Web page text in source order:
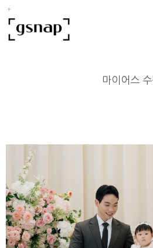
마이어스 수